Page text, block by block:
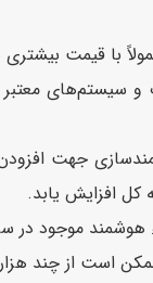
با قیمت
و سیستم‌های
جهت افزودن
کل افزایش یابد.
هوشمند موجود در
است از چند هزار